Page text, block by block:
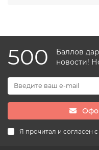
500
Баллов
новости!
Я прочитал и согласен